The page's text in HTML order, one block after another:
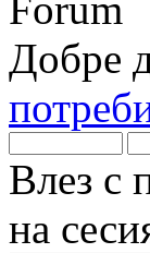
Добре
Влез с
на